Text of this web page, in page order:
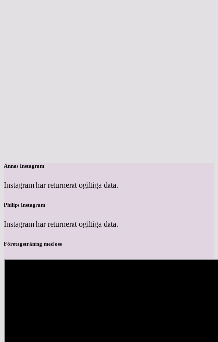
Annas Instagram
Instagram har returnerat ogiltiga data.
Philips Instagram
Instagram har returnerat ogiltiga data.
Företagsträning med oss